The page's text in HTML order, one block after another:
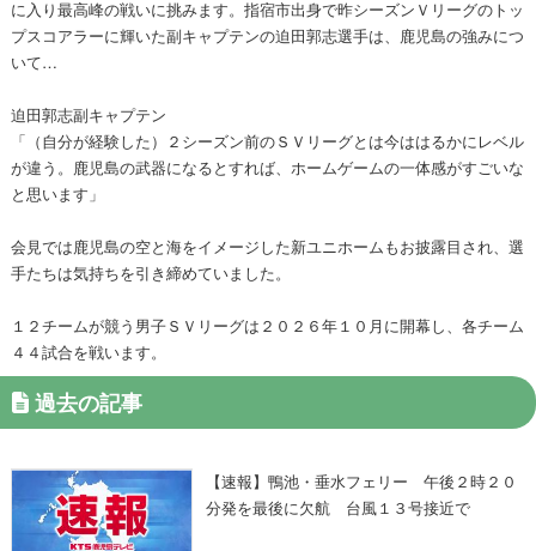
に入り最高峰の戦いに挑みます。指宿市出身で昨シーズンＶリーグのトッ
プスコアラーに輝いた副キャプテンの迫田郭志選手は、鹿児島の強みにつ
いて…
迫田郭志副キャプテン
「（自分が経験した）２シーズン前のＳＶリーグとは今ははるかにレベル
が違う。鹿児島の武器になるとすれば、ホームゲームの一体感がすごいな
と思います」
会見では鹿児島の空と海をイメージした新ユニホームもお披露目され、選
手たちは気持ちを引き締めていました。
１２チームが競う男子ＳＶリーグは２０２６年１０月に開幕し、各チーム
４４試合を戦います。
過去の記事
【速報】鴨池・垂水フェリー 午後２時２０
分発を最後に欠航 台風１３号接近で